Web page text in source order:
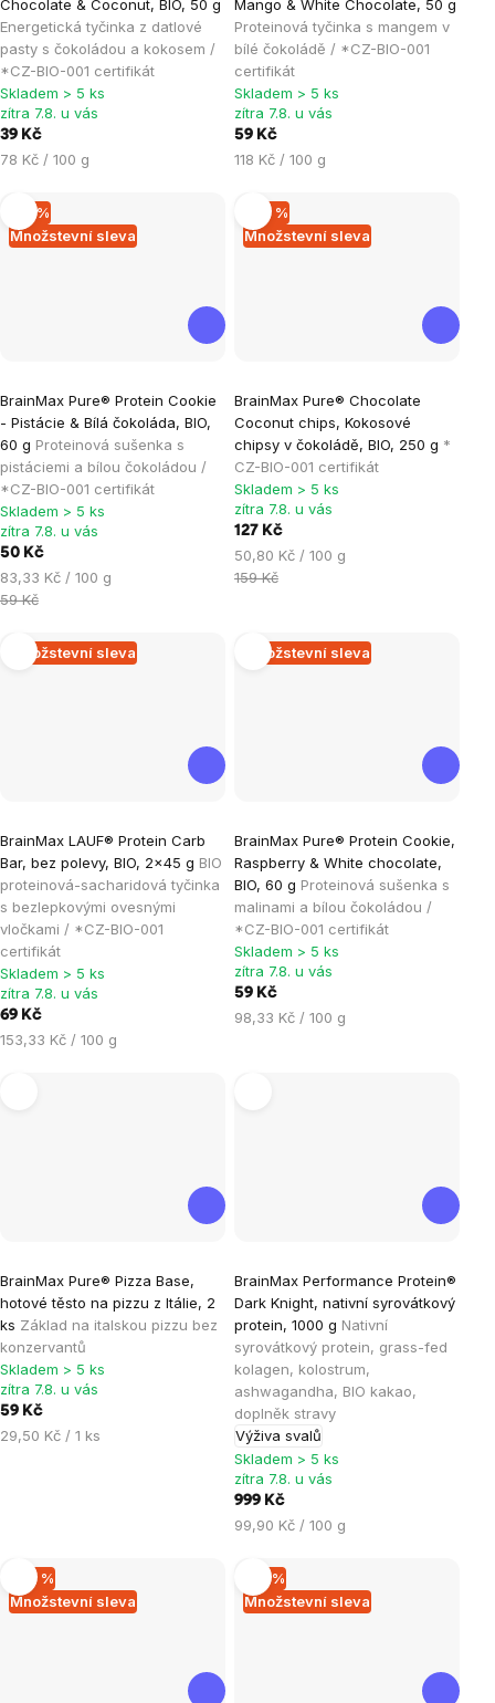
Chocolate & Coconut, BIO, 50 g
Energetická tyčinka z datlové
pasty s čokoládou a kokosem /
*CZ-BIO-001 certifikát
produktu
je
0,0
z
5
hvězdiček.
Skladem > 5 ks
zítra 7.8. u vás
39 Kč
Měrná
78 Kč / 100 g
Mango & White Chocolate, 50 g
Proteinová tyčinka s mangem v
bílé čokoládě / *CZ-BIO-001
certifikát
produktu
je
5,0
z
5
hvězdiček.
Skladem > 5 ks
zítra 7.8. u vás
59 Kč
Měrná
118 Kč / 100 g
Množstevní sleva
–15 %
BrainMax Pure® Protein Cookie
- Pistácie & Bílá čokoláda, BIO,
60 g Proteinová sušenka s
pistáciemi a bílou čokoládou /
*CZ-BIO-001 certifikát
hodnocení
produktu
je
4,9
z
5
hvězdiček.
Skladem > 5 ks
zítra 7.8. u vás
50 Kč
Měrná
cena:
83,33 Kč / 100 g
59 Kč
Množstevní sleva
–20 %
BrainMax Pure® Chocolate
Coconut chips, Kokosové
chipsy v čokoládě, BIO, 250 g *
CZ-BIO-001 certifikát
hodnocení
produktu
je
5,0
z
hvězdiček.
Skladem > 5 ks
zítra 7.8. u vás
127 Kč
Měrná
cena:
50,80 Kč / 100 g
159 Kč
Množstevní sleva
BrainMax LAUF® Protein Carb
Bar, bez polevy, BIO, 2x45 g BIO
proteinová-sacharidová tyčinka
s bezlepkovými ovesnými
vločkami / *CZ-BIO-001
certifikát
hodnocení
produktu
je
5,0
z
5
hvězdiček.
Skladem > 5 ks
zítra 7.8. u vás
69 Kč
Měrná
153,33 Kč / 100 g
Množstevní sleva
BrainMax Pure® Protein Cookie,
Raspberry & White chocolate,
BIO, 60 g Proteinová sušenka s
malinami a bílou čokoládou /
*CZ-BIO-001 certifikát
hodnocení
produktu
je
5,0
z
5
hvězdiček.
Skladem > 5 ks
zítra 7.8. u vás
59 Kč
Měrná
98,33 Kč / 100 g
BrainMax Pure® Pizza Base,
hotové těsto na pizzu z Itálie, 2
ks Základ na italskou pizzu bez
konzervantů
hodnocení
produktu
je
5,0
z
Skladem > 5 ks
zítra 7.8. u vás
59 Kč
Měrná
29,50 Kč / 1 ks
BrainMax Performance Protein®
Dark Knight, nativní syrovátkový
protein, 1000 g Nativní
syrovátkový protein, grass-fed
kolagen, kolostrum,
ashwagandha, BIO kakao,
doplněk stravy
Výživa svalů
hodnocení
produktu
je
4,9
z
5
hvězdiček.
Skladem > 5 ks
zítra 7.8. u vás
999 Kč
Měrná
99,90 Kč / 100 g
Množstevní sleva
–29 %
Množstevní sleva
–14 %